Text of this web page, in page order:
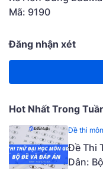
Mã: 9190
Đăng nhận xét
Hot Nhất Trong
Đề thi
Đề Thi
Dân: